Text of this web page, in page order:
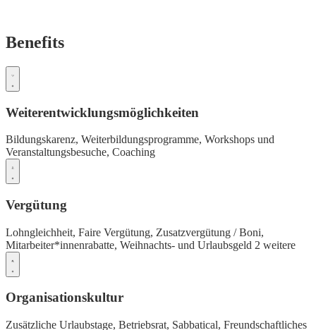
Benefits
Weiterentwicklungsmöglichkeiten
Bildungskarenz, Weiterbildungsprogramme, Workshops und
Veranstaltungsbesuche, Coaching
Vergütung
Lohngleichheit, Faire Vergütung, Zusatzvergütung / Boni,
Mitarbeiter*innenrabatte, Weihnachts- und Urlaubsgeld 2 weitere
Organisationskultur
Zusätzliche Urlaubstage, Betriebsrat, Sabbatical, Freundschaftliches